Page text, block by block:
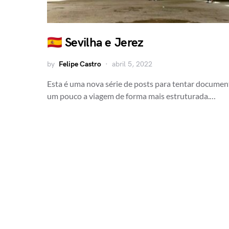
🇪🇸 Sevilha e Jerez
by Felipe Castro abril 5, 2022
Esta é uma nova série de posts para tentar
um pouco a viagem de forma mais estruturada.…